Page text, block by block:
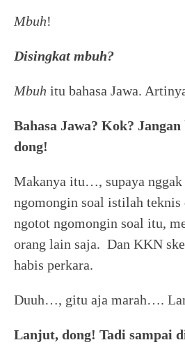
Mbuh!
Disingkat mbuh?
Mbuh itu bahasa Jawa.
Bahasa Jawa? Kok?
dong!
Makanya itu…, supaya nggak
ngomongin soal istilah teknis
ngotot ngomongin soal itu,
orang lain saja. Dan KKN
habis perkara.
Duuh…, gitu aja marah….
Lanjut, dong! Tadi sampai